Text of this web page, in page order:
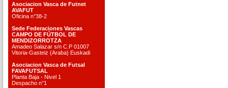
Asociacion Vasca de Futnet
AVAFUT
Oficina n°38-2
Sede Federaciones Vascas
CAMPO DE FÚTBOL DE
MENDIZORROTZA
Amadeo Salazar s/n C.P 01007
Vitoria-Gasteiz (Araba) Euskadi
Asociacion Vasca de Futsal
FAVAFUTSAL
Planta Baja - Nivel 1
Despacho n°1